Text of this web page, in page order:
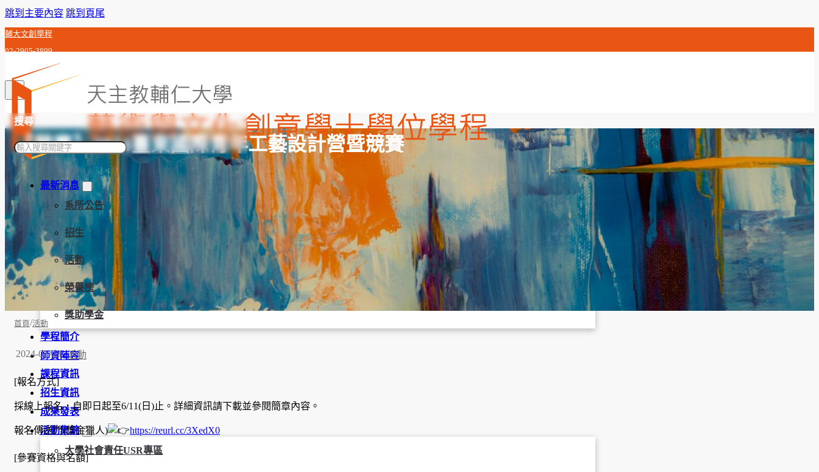
跳到主要內容 跳到頁尾
輔大文創學程
02-2905-3899
c0j992010@gmail.com
搜尋
搜
尋
最新消息
系所公告
招生
活動
榮譽榜
獎助學金
學程簡介
師資陣容
課程資訊
招生資訊
成果發表
活動集錦
大學社會責任USR專區
【競賽】2024臺東國際青年工藝設計營暨競賽
首頁/活動
2024-05-23 活動
[報名方式]
採線上報名，自即日起至6/11(日)止。詳細資訊請下載並參閱簡章內容。
報名傳送門(獎金獵人) https://reurl.cc/3XedX0
[參賽資格與名額]